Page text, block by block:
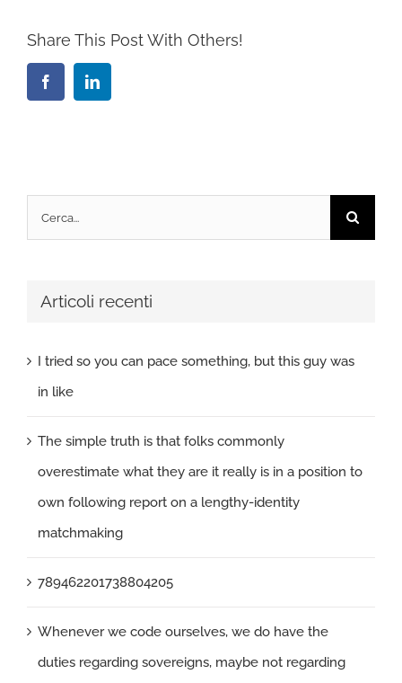
Share This Post With Others!
FacebookLinkedIn
per:
Articoli recenti
I tried so you can pace something, but this guy was
in like
The simple truth is that folks commonly
overestimate what they are it really is in a position to
own following report on a lengthy-identity
matchmaking
789462201738804205
Whenever we code ourselves, we do have the
duties regarding sovereigns, maybe not regarding